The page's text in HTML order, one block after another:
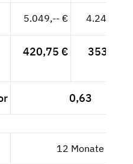
5.049,-- € 4.242,86
420,75 € 353,57 €
0,63
12 Monate